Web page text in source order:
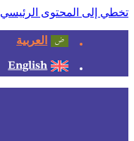
تخطي إلى المحتوى الرئيسي
العربية
English